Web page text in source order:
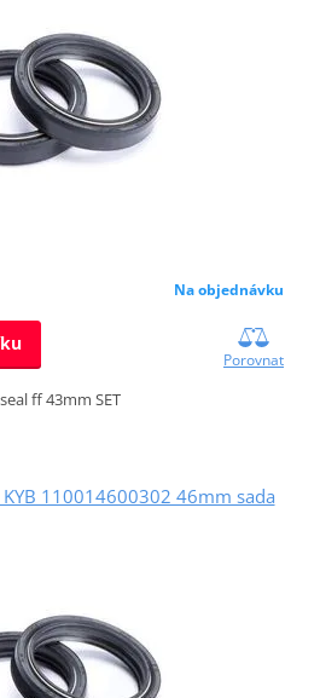
Na objednávku
Porovnat
ff 43mm SET
110014600302 46mm sada